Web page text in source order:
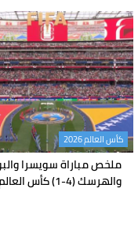
كأس العالم 2026
ملخص مباراة سويسرا
والهرسك (4-1) كأس العالم